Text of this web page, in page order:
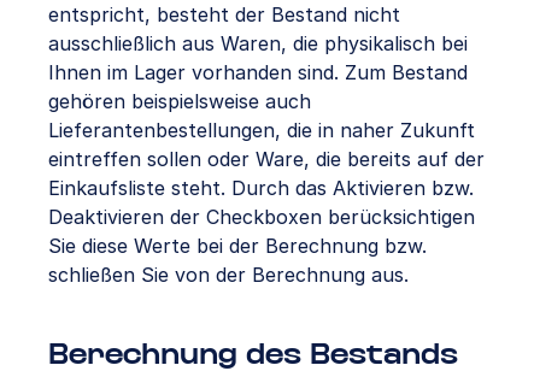
entspricht, besteht der Bestand nicht
ausschließlich aus Waren, die physikalisch bei
Ihnen im Lager vorhanden sind. Zum Bestand
gehören beispielsweise auch
Lieferantenbestellungen, die in naher Zukunft
eintreffen sollen oder Ware, die bereits auf der
Einkaufsliste steht. Durch das Aktivieren bzw.
Deaktivieren der Checkboxen berücksichtigen
Sie diese Werte bei der Berechnung bzw.
schließen Sie von der Berechnung aus.
Berechnung des Bestands